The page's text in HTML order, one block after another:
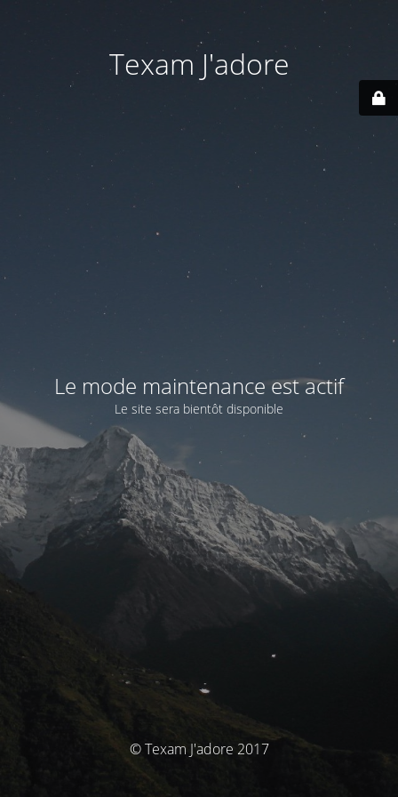
Texam J'adore
Le mode maintenance est actif
Le site sera bientôt disponible
© Texam J'adore 2017